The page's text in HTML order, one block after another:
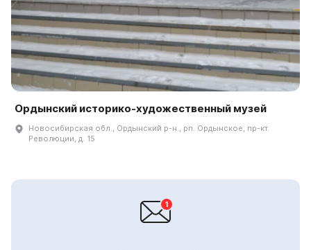
Ордынский историко-художественный музей
Новосибирская обл., Ордынский р-н., рп. Ордынское, пр-кт.
Революции, д. 15